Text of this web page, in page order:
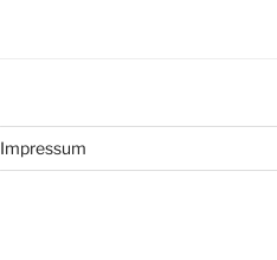
Impressum